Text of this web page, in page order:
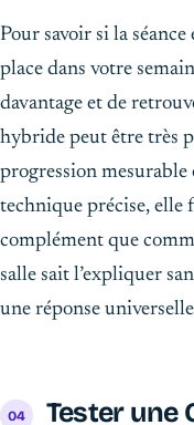
Pour savoir si la
place dans votre
davantage et de
hybride peut être très
progression mesurable
technique précise, elle
complément que
salle sait l’expliquer
une réponse
Tester une